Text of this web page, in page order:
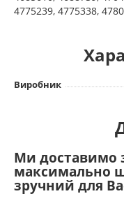
4775239, 4775338,
Виробник
Ми доставимо
максимально
зручний для